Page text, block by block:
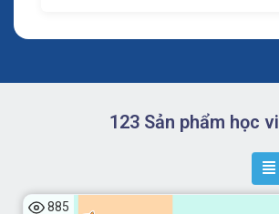
123 Sản phẩm học
885